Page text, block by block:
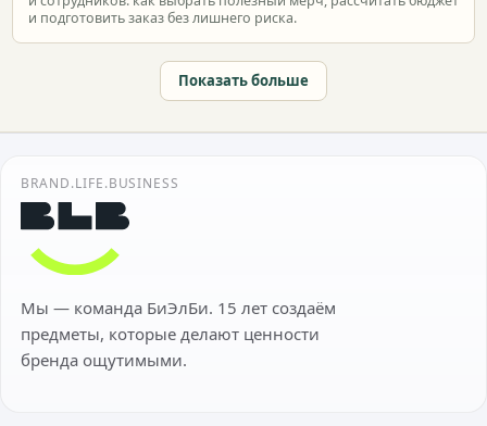
и подготовить заказ без лишнего риска.
Показать больше
BRAND.LIFE.BUSINESS
Мы — команда БиЭлБи. 15 лет создаём
предметы, которые делают ценности
бренда ощутимыми.